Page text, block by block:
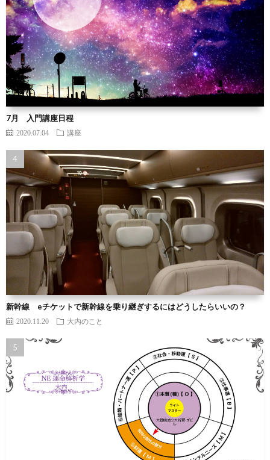
7月 入門講座日程
2020.07.04 講座
新幹線 eチケットで新幹線を乗り継ぎするにはどうしたらいいの？
2020.11.20 大内のこと